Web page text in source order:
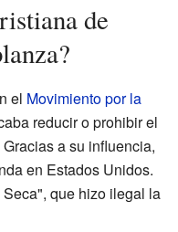
de
el Movimiento por la
reducir o prohibir el
a su influencia,
en Estados Unidos.
que hizo ilegal la